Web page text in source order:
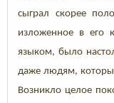
сыграл скорее
изложенное в его
языком, было
даже людям,
Возникло целое